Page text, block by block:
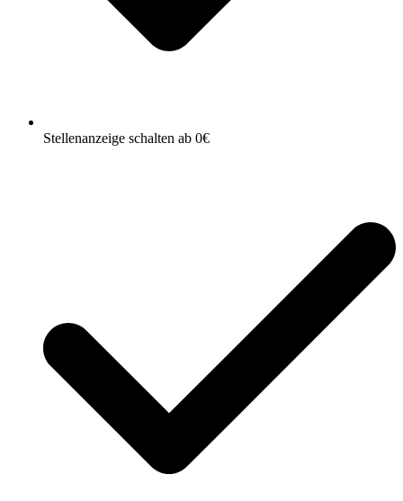
Stellenanzeige schalten ab 0€